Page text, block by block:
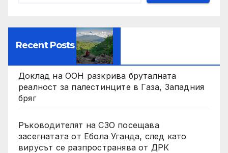
Recent Posts
Доклад на ООН разкрива бруталната
реалност за палестинците в Газа, Западния
бряг
Ръководителят на СЗО посещава
засегнатата от Ебола Уганда, след като
вирусът се разпространява от ДРК